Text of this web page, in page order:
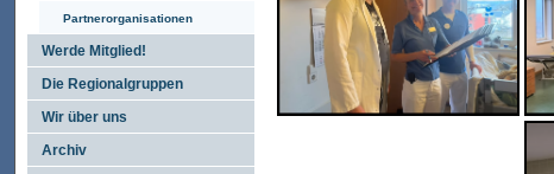
Partnerorganisationen
Werde Mitglied!
Die Regionalgruppen
Wir über uns
Archiv